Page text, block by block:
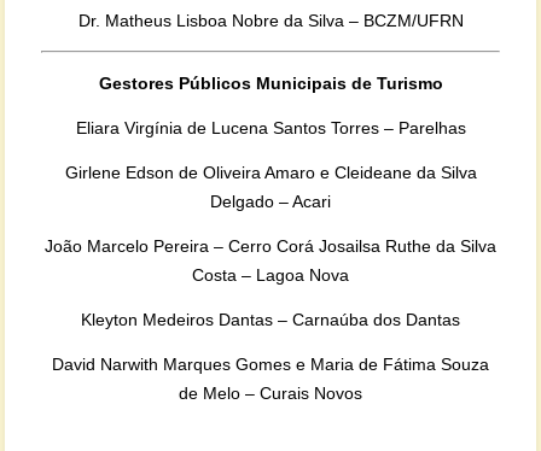
Dr. Matheus Lisboa Nobre da Silva – BCZM/UFRN
Gestores Públicos Municipais de Turismo
Eliara Virgínia de Lucena Santos Torres – Parelhas
Girlene Edson de Oliveira Amaro e Cleideane da Silva
Delgado – Acari
João Marcelo Pereira – Cerro Corá Josailsa Ruthe da Silva
Costa – Lagoa Nova
Kleyton Medeiros Dantas – Carnaúba dos Dantas
David Narwith Marques Gomes e Maria de Fátima Souza
de Melo – Curais Novos